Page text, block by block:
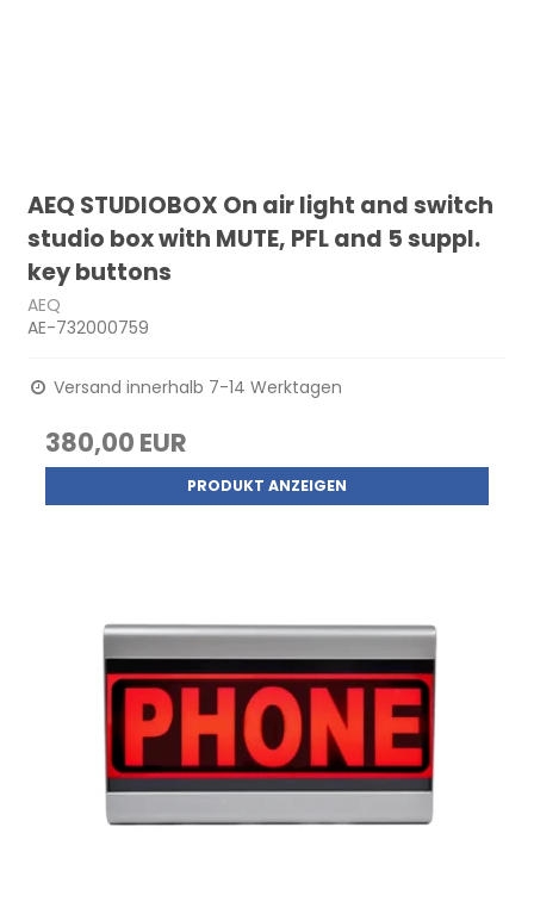
AEQ STUDIOBOX On air light and switch
studio box with MUTE, PFL and 5 suppl.
key buttons
AEQ
AE-732000759
Versand innerhalb 7-14 Werktagen
380,00 EUR
PRODUKT ANZEIGEN